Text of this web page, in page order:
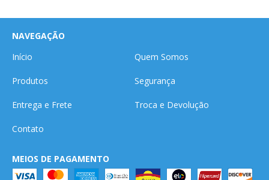
NAVEGAÇÃO
Início
Quem Somos
Produtos Segurança
Entrega e Frete Troca e Devolução
Contato
MEIOS DE PAGAMENTO